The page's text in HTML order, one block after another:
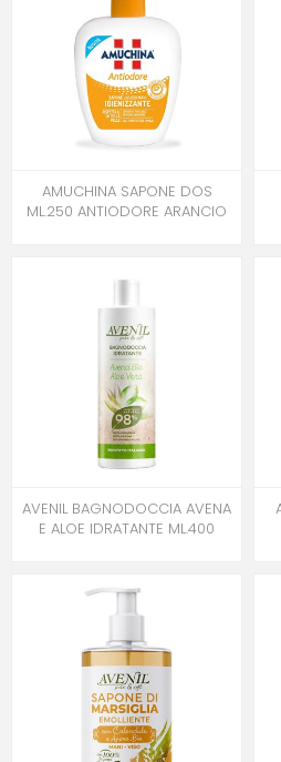
AMUCHINA SAPONE DOS
ML.250 ANTIODORE ARANCIO
AVENIL BAGNODOCCIA AVENA
E ALOE IDRATANTE ML.400